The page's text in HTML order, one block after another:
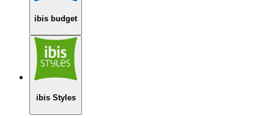
ibis budget
ibis Styles